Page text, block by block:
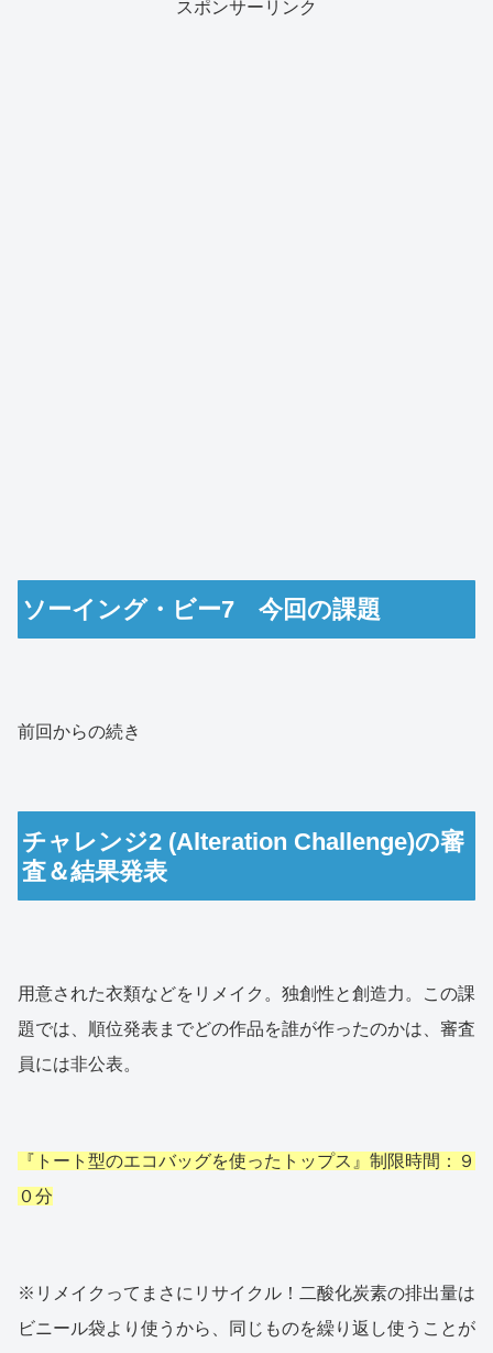
スポンサーリンク
ソーイング・ビー7 今回の課題
前回からの続き
チャレンジ2 (Alteration Challenge)の審
査＆結果発表
用意された衣類などをリメイク。独創性と創造力。この課
題では、順位発表までどの作品を誰が作ったのかは、審査
員には非公表。
『トート型のエコバッグを使ったトップス』制限時間：９
０分
※リメイクってまさにリサイクル！二酸化炭素の排出量は
ビニール袋より使うから、同じものを繰り返し使うことが